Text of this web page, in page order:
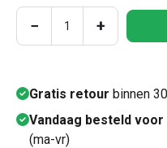
− +
Gratis retour binnen
Vandaag besteld voor
(ma-vr)